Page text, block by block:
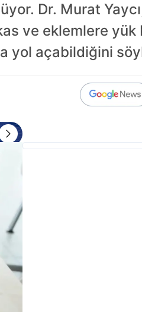
Dr. Murat
ve eklemlere yük
yol açabildiğini